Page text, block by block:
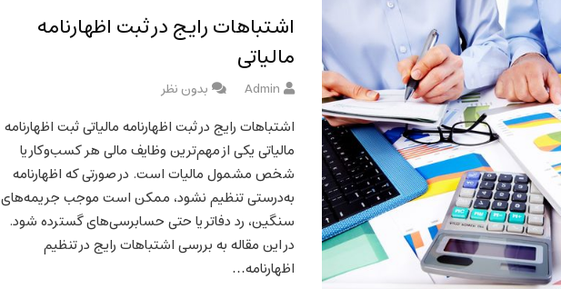
اشتباهات رایج در ثبت اظهارنامه
مالیاتی
Admin بدون نظر
اشتباهات رایج در ثبت اظهارنامه مالیاتی ثبت اظهارنامه
مالیاتی یکی از مهم‌ترین وظایف مالی هر کسب‌وکار یا
شخص مشمول مالیات است. در صورتی که اظهارنامه
به‌درستی تنظیم نشود، ممکن است موجب جریمه‌های
سنگین، رد دفاتر یا حتی حسابرسی‌های گسترده شود.
در این مقاله به بررسی اشتباهات رایج در تنظیم
اظهارنامه…